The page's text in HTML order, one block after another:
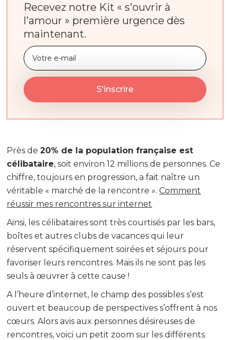
Recevez notre Kit « s'ouvrir à
l'amour » première urgence dès
maintenant.
Près de20% de la population française est
célibataire, soit environ 12 millions de personnes. Ce
chiffre, toujours en progression, a fait naître un
véritable « marché de la rencontre ».Comment
réussir mes rencontres sur internet
Ainsi, les célibataires sont très courtisés par les bars,
boîtes et autres clubs de vacances qui leur
réservent spécifiquement soirées et séjours pour
favoriser leurs rencontres. Mais ils ne sont pas les
seuls à œuvrer à cette cause !
A l’heure d’internet, le champ des possibles s’est
ouvert et beaucoup de perspectives s’offrent à nos
cœurs. Alors avis aux personnes désireuses de
rencontres, voici un petit zoom sur les différents